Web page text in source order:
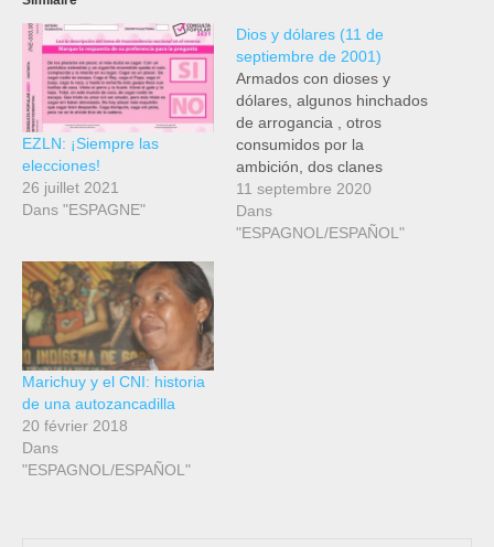
EZLN: ¡Siempre las
elecciones!
26 juillet 2021
Dans "ESPAGNE"
Dios y dólares (11 de
septiembre de 2001)
Armados con dioses y
dólares, algunos hinchados
de arrogancia , otros
consumidos por la
ambición, dos clanes
megalómanos chocan
sacrificando grandes
masas de humanos
11 septembre 2020
Dans
"ESPAGNOL/ESPAÑOL"
Marichuy y el CNI: historia
de una autozancadilla
20 février 2018
Dans
"ESPAGNOL/ESPAÑOL"